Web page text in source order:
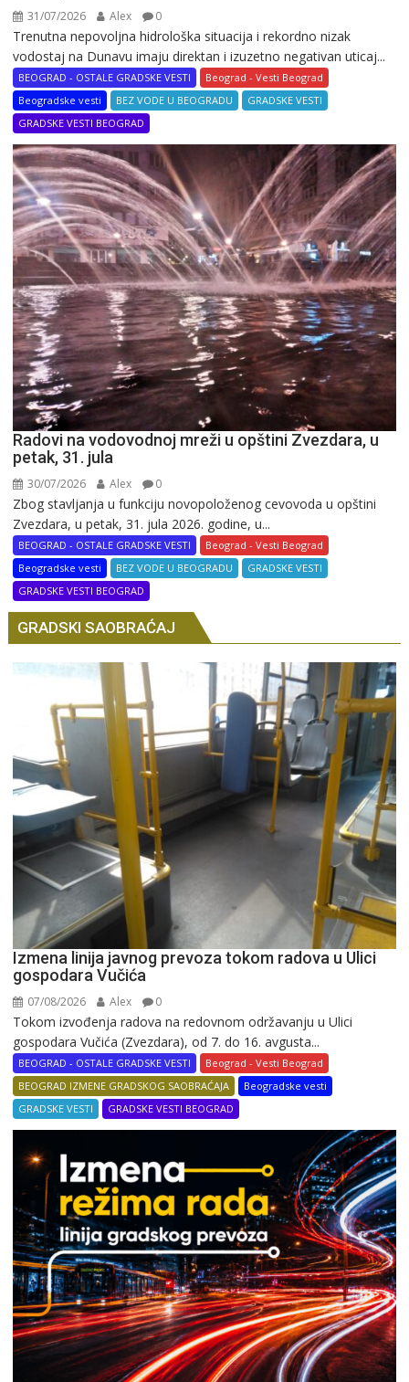
31/07/2026 Alex 0
Trenutna nepovoljna hidrološka situacija i rekordno nizak
vodostaj na Dunavu imaju direktan i izuzetno negativan uticaj...
BEOGRAD - OSTALE GRADSKE VESTI
Beograd - Vesti Beograd
Beogradske vesti
BEZ VODE U BEOGRADU
GRADSKE VESTI
GRADSKE VESTI BEOGRAD
Radovi na vodovodnoj mreži u opštini Zvezdara, u
petak, 31. jula
30/07/2026 Alex 0
Zbog stavljanja u funkciju novopoloženog cevovoda u opštini
Zvezdara, u petak, 31. jula 2026. godine, u...
BEOGRAD - OSTALE GRADSKE VESTI
Beograd - Vesti Beograd
Beogradske vesti
BEZ VODE U BEOGRADU
GRADSKE VESTI
GRADSKE VESTI BEOGRAD
GRADSKI SAOBRAĆAJ
Izmena linija javnog prevoza tokom radova u Ulici
gospodara Vučića
07/08/2026 Alex 0
Tokom izvođenja radova na redovnom održavanju u Ulici
gospodara Vučića (Zvezdara), od 7. do 16. avgusta...
BEOGRAD - OSTALE GRADSKE VESTI
Beograd - Vesti Beograd
BEOGRAD IZMENE GRADSKOG SAOBRAĆAJA
Beogradske vesti
GRADSKE VESTI
GRADSKE VESTI BEOGRAD